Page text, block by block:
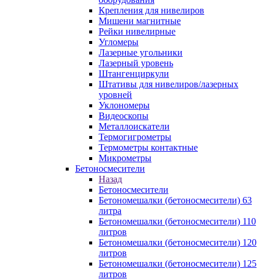
Крепления для нивелиров
Мишени магнитные
Рейки нивелирные
Угломеры
Лазерные угольники
Лазерный уровень
Штангенциркули
Штативы для нивелиров/лазерных
уровней
Уклономеры
Видеоскопы
Металлоискатели
Термогигрометры
Термометры контактные
Микрометры
Бетоносмесители
Назад
Бетоносмесители
Бетономешалки (бетоносмесители) 63
литра
Бетономешалки (бетоносмесители) 110
литров
Бетономешалки (бетоносмесители) 120
литров
Бетономешалки (бетоносмесители) 125
литров